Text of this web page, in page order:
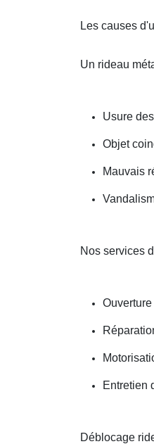
Les causes
Un rideau
Usure
Objet
Mauvais
Nos services
Entretien
Déblocage